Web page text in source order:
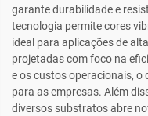
garante durabilidade e
tecnologia permite cores
ideal para aplicações de
projetadas com foco na
e os custos operacionais, o
para as empresas. Além
diversos substratos abre